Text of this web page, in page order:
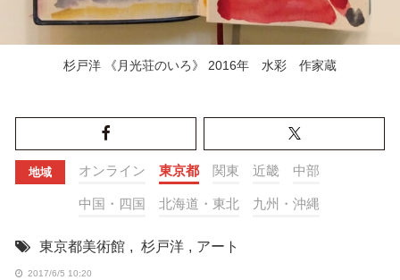
杉戸洋 《月光荘のいろ》 2016年 水彩 作家蔵
地域 オンライン 東京都 関東 近畿 中部
中国・四国 北海道・東北 九州・沖縄
東京都美術館 , 杉戸洋 , アート
2017/6/5 10:20